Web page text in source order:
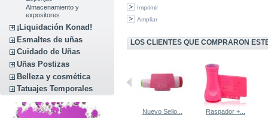
Almacenamiento y
expositores
¡Liquidación Konad!
Esmaltes de uñas
Cuidado de Uñas
Uñas Postizas
Belleza y cosmética
Tatuajes Temporales
Imprimir
Ampliar
LOS CLIENTES QUE COMPRARON
Black P25... Placa de... Nuevo Sello... Raspador +...